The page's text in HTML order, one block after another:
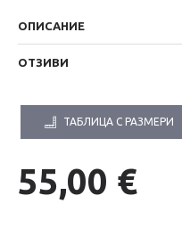
ОПИСАНИЕ
ОТЗИВИ
ТАБЛИЦА С РАЗМЕРИ
55,00 €